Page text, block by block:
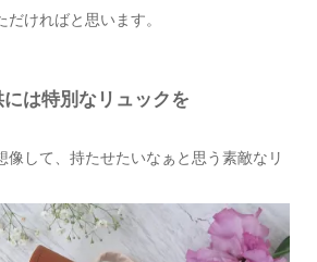
ければと思います。
は特別なリュックを
像して、持たせたいなぁと思う素敵なリ